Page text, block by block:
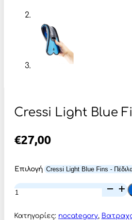
Cressi Light Blue
€27,00
Επιλογή
Cressi
Light
Fins
Κατηγορίες: nocategory,